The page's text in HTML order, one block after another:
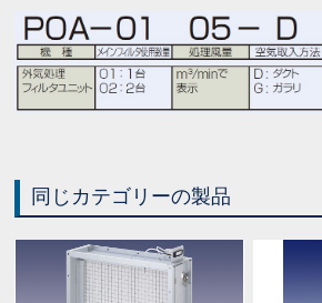
同じカテゴリーの製品